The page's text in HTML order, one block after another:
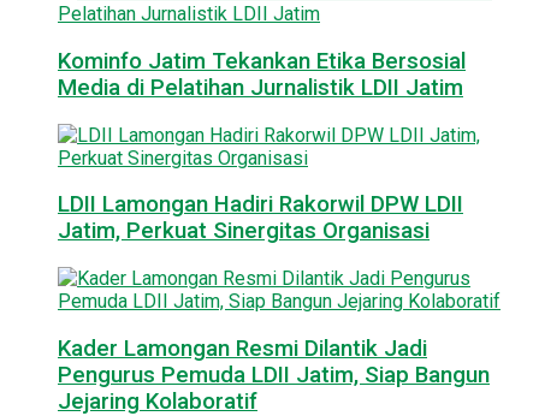
Kominfo Jatim Tekankan Etika Bersosial
Media di Pelatihan Jurnalistik LDII Jatim
LDII Lamongan Hadiri Rakorwil DPW LDII
Jatim, Perkuat Sinergitas Organisasi
Kader Lamongan Resmi Dilantik Jadi
Pengurus Pemuda LDII Jatim, Siap Bangun
Jejaring Kolaboratif